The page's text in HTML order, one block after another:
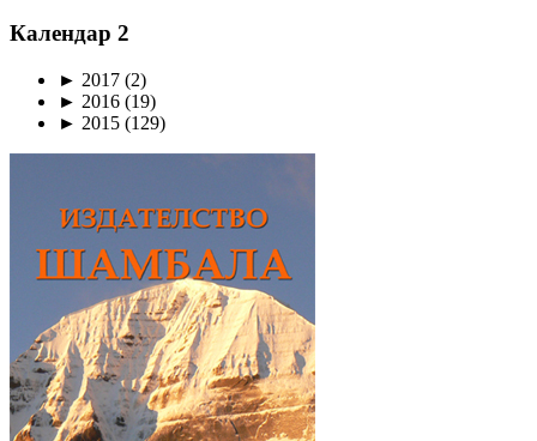
Календар 2
► 2017 (2)
► 2016 (19)
► 2015 (129)